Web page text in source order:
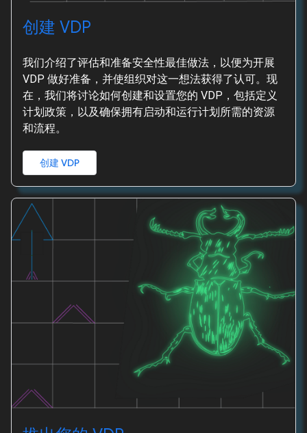
创建 VDP
我们介绍了评估和准备安全性最佳做法，以便为开展
VDP 做好准备，并使组织对这一想法获得了认可。现
在，我们将讨论如何创建和设置您的 VDP，包括定义
计划政策，以及确保拥有启动和运行计划所需的资源
和流程。
创建 VDP